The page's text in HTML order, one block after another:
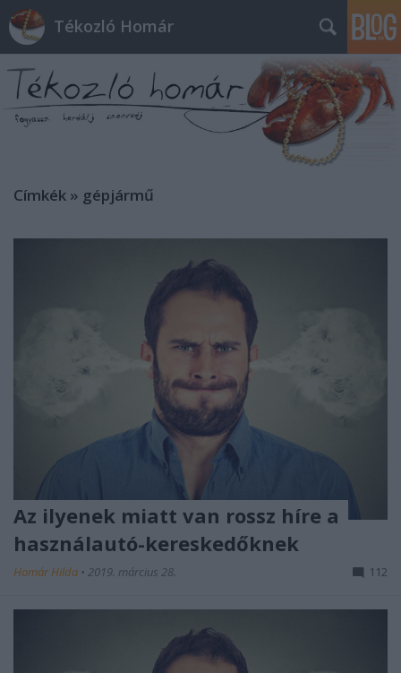
Tékozló Homár
Címkék » gépjármű
Az ilyenek miatt van rossz híre a
használautó-kereskedőknek
Homár Hilda • 2019. március 28. 112